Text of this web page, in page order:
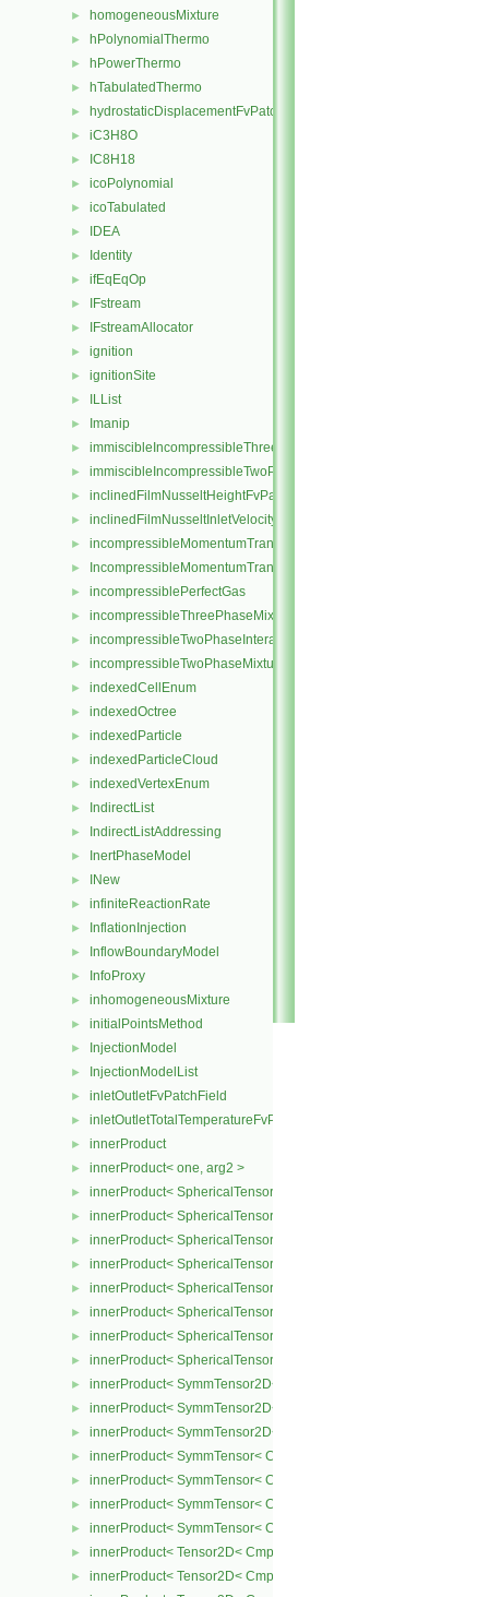
► homogeneousMixture
► hPolynomialThermo
► hPowerThermo
► hTabulatedThermo
► hydrostaticDisplacementFvPatchVectorField
► iC3H8O
► IC8H18
► icoPolynomial
► icoTabulated
► IDEA
► Identity
► ifEqEqOp
► IFstream
► IFstreamAllocator
► ignition
► ignitionSite
► ILList
► Imanip
► immiscibleIncompressibleThreePhaseMixture
► immiscibleIncompressibleTwoPhaseMixture
► inclinedFilmNusseltHeightFvPatchScalarField
► inclinedFilmNusseltInletVelocityFvPatchVectorField
► incompressibleMomentumTransportModel
► IncompressibleMomentumTransportModel
► incompressiblePerfectGas
► incompressibleThreePhaseMixture
► incompressibleTwoPhaseInteractingMixture
► incompressibleTwoPhaseMixture
► indexedCellEnum
► indexedOctree
► indexedParticle
► indexedParticleCloud
► indexedVertexEnum
► IndirectList
► IndirectListAddressing
► InertPhaseModel
► INew
► infiniteReactionRate
► InflationInjection
► InflowBoundaryModel
► InfoProxy
► inhomogeneousMixture
► initialPointsMethod
► InjectionModel
► InjectionModelList
► inletOutletFvPatchField
► inletOutletTotalTemperatureFvPatchScalarField
► innerProduct
► innerProduct< one, arg2 >
► innerProduct< SphericalTensor2D< Cmpt >, SphericalTensor2D<
► innerProduct< SphericalTensor2D< Cmpt >, SymmTensor2D<
► innerProduct< SphericalTensor2D< Cmpt >, Tensor2D< Cmpt > >
► innerProduct< SphericalTensor2D< Cmpt >, Vector2D< Cmpt > >
► innerProduct< SphericalTensor< Cmpt >, SphericalTensor< Cmpt >
► innerProduct< SphericalTensor< Cmpt >, SymmTensor< Cmpt > >
► innerProduct< SphericalTensor< Cmpt >, Tensor< Cmpt > >
► innerProduct< SphericalTensor< Cmpt >, Vector< Cmpt > >
► innerProduct< SymmTensor2D< Cmpt >, SphericalTensor2D<
► innerProduct< SymmTensor2D< Cmpt >, SymmTensor2D< Cmpt >
► innerProduct< SymmTensor2D< Cmpt >, Vector2D< Cmpt > >
► innerProduct< SymmTensor< Cmpt >, SphericalTensor< Cmpt > >
► innerProduct< SymmTensor< Cmpt >, SymmTensor< Cmpt > >
► innerProduct< SymmTensor< Cmpt >, Tensor< Cmpt > >
► innerProduct< SymmTensor< Cmpt >, Vector< Cmpt > >
► innerProduct< Tensor2D< Cmpt >, SphericalTensor2D< Cmpt > >
► innerProduct< Tensor2D< Cmpt >, Tensor2D< Cmpt > >